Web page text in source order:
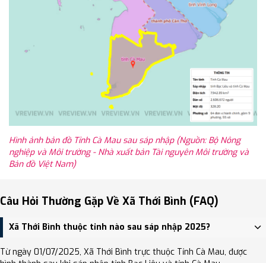
Hình ảnh bản đồ Tỉnh Cà Mau sau sáp nhập (Nguồn: Bộ Nông
nghiệp và Môi trường - Nhà xuất bản Tài nguyên Môi trường và
Bản đồ Việt Nam)
Câu Hỏi Thường Gặp Về Xã Thới Bình (FAQ)
Xã Thới Bình thuộc tỉnh nào sau sáp nhập 2025?
Từ ngày 01/07/2025, Xã Thới Bình trực thuộc Tỉnh Cà Mau, được